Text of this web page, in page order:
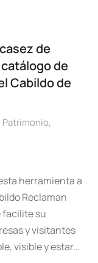
de
de
Cabildo de
Patrimonio,
herramienta a
Reclaman
facilite su
y visitantes
visible y estar…